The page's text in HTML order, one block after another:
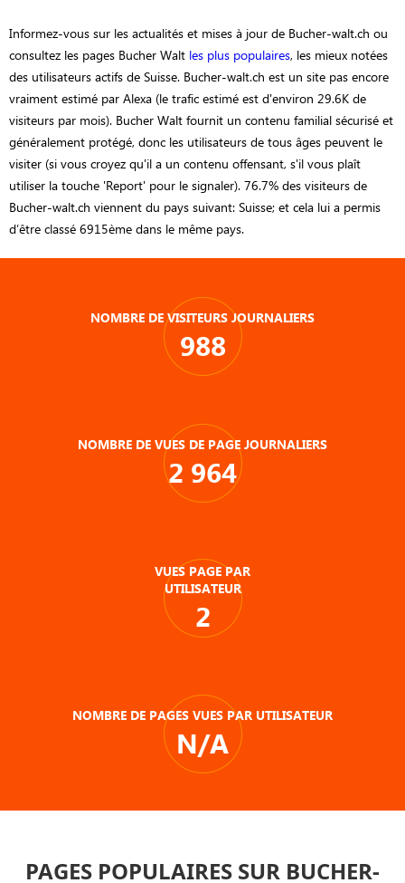
Informez-vous sur les actualités et mises à jour de Bucher-walt.ch ou
consultez les pages Bucher Walt les plus populaires, les mieux notées
des utilisateurs actifs de Suisse. Bucher-walt.ch est un site pas encore
vraiment estimé par Alexa (le trafic estimé est d'environ 29.6K de
visiteurs par mois). Bucher Walt fournit un contenu familial sécurisé et
généralement protégé, donc les utilisateurs de tous âges peuvent le
visiter (si vous croyez qu'il a un contenu offensant, s'il vous plaît
utiliser la touche 'Report' pour le signaler). 76.7% des visiteurs de
Bucher-walt.ch viennent du pays suivant: Suisse; et cela lui a permis
d’être classé 6915ème dans le même pays.
NOMBRE DE VISITEURS JOURNALIERS
988
NOMBRE DE VUES DE PAGE JOURNALIERS
2 964
VUES PAGE PAR
UTILISATEUR
2
NOMBRE DE PAGES VUES PAR UTILISATEUR
N/A
PAGES POPULAIRES SUR BUCHER-